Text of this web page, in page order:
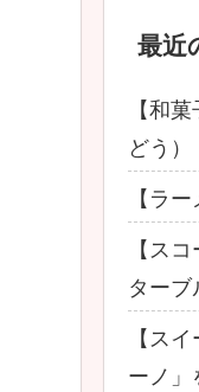
最近
【和
どう）
【ラ
【ス
ターブ
【ス
ーノ」